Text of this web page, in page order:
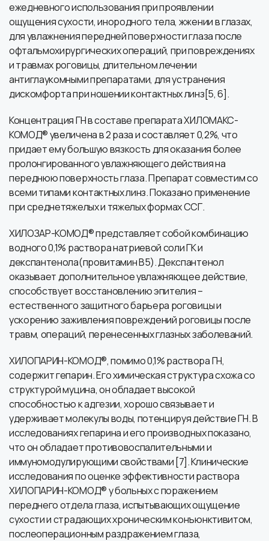
ежедневного использования при проявлении
ощущения сухости, инородного тела, жжении в глазах,
для увлажнения передней поверхности глаза после
офтальмохирургических операций, при повреждениях
и травмах роговицы, длительном лечении
антиглаукомными препаратами, для устранения
дискомфорта при ношении контактных линз[5, 6].
Концентрация ГН в составе препарата ХИЛОМАКС-
КОМОД® увеличена в 2 раза и составляет 0,2%, что
придает ему большую вязкость для оказания более
пролонгированного увлажняющего действия на
переднюю поверхность глаза. Препарат совместим со
всеми типами контактных линз. Показано применение
при среднетяжелых и тяжелых формах ССГ.
ХИЛОЗАР-КОМОД® представляет собой комбинацию
водного 0,1% раствора натриевой соли ГК и
декспантенола(провитамин В5). Декспантенол
оказывает дополнительное увлажняющее действие,
способствует восстановлению эпителия –
естественного защитного барьера роговицы и
ускорению заживления повреждений роговицы после
травм, операций, перенесенных глазных заболеваний.
ХИЛОПАРИН-КОМОД®, помимо 0,1% раствора ГН,
содержит гепарин. Его химическая структура схожа со
структурой муцина, он обладает высокой
способностью к адгезии, хорошо связывает и
удерживает молекулы воды, потенцируя действие ГН. В
исследованиях гепарина и его производных показано,
что он обладает противовоспалительными и
иммуномодулирующими свойствами [7]. Клинические
исследования по оценке эффективности раствора
ХИЛОПАРИН-КОМОД® у больных с поражением
переднего отдела глаза, испытывающих ощущение
сухости и страдающих хроническим конъюнктивитом,
послеоперационным раздражением глаза,